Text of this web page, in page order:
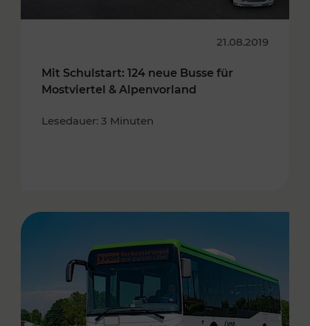
21.08.2019
Mit Schulstart: 124 neue Busse für
Mostviertel & Alpenvorland
Lesedauer: 3 Minuten